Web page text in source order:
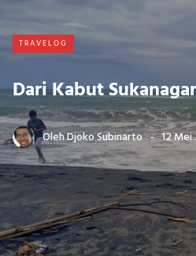
TRAVELOG
Dari Kabut
OlehDjoko Subinarto 12